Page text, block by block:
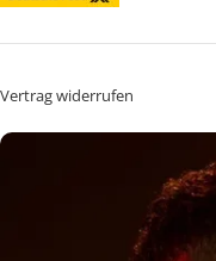
Vertrag widerrufen